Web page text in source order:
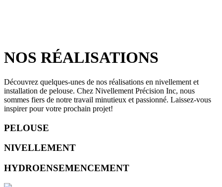
NOS RÉALISATIONS
Découvrez quelques-unes de nos réalisations en nivellement et
installation de pelouse. Chez Nivellement Précision Inc, nous
sommes fiers de notre travail minutieux et passionné. Laissez-vous
inspirer pour votre prochain projet!
PELOUSE
NIVELLEMENT
HYDROENSEMENCEMENT